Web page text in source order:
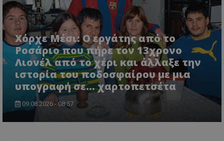
Χόρχε Μέσι: Ο εργάτης από το
Ροσάριο που πήρε τον 13χρονο
Λιονέλ από το χέρι και άλλαξε την
ιστορία του ποδοσφαίρου με μια
υπογραφή σε... χαρτοπετσέτα
09.08.2026 - 08:57